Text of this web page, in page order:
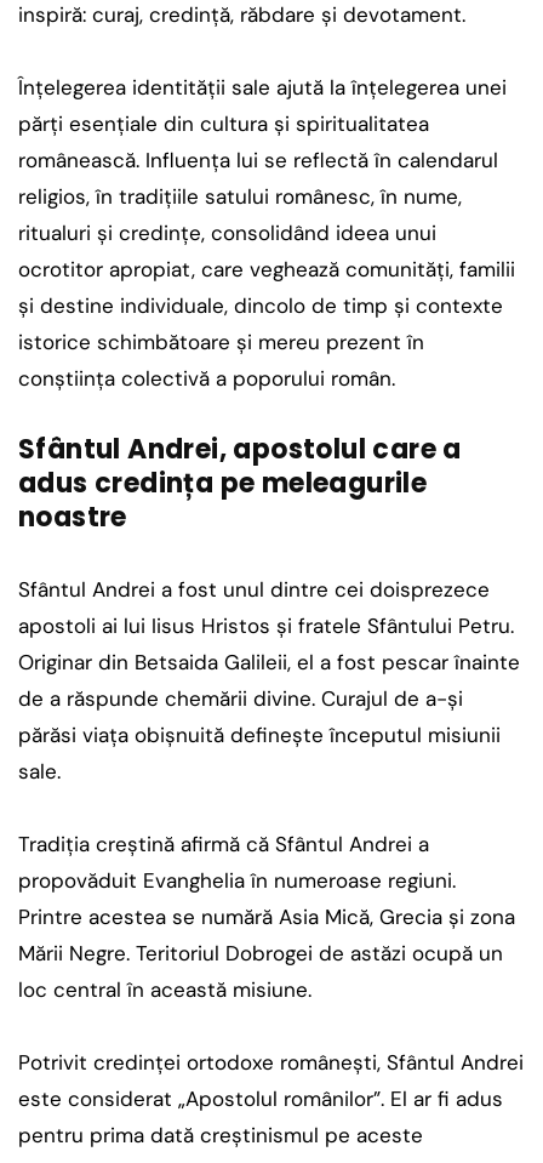
inspiră: curaj, credință, răbdare și devotament.
Înțelegerea identității sale ajută la înțelegerea unei
părți esențiale din cultura și spiritualitatea
românească. Influența lui se reflectă în calendarul
religios, în tradițiile satului românesc, în nume,
ritualuri și credințe, consolidând ideea unui
ocrotitor apropiat, care veghează comunități, familii
și destine individuale, dincolo de timp și contexte
istorice schimbătoare și mereu prezent în
conștiința colectivă a poporului român.
Sfântul Andrei, apostolul care a
adus credința pe meleagurile
noastre
Sfântul Andrei a fost unul dintre cei doisprezece
apostoli ai lui Iisus Hristos și fratele Sfântului Petru.
Originar din Betsaida Galileii, el a fost pescar înainte
de a răspunde chemării divine. Curajul de a-și
părăsi viața obișnuită definește începutul misiunii
sale.
Tradiția creștină afirmă că Sfântul Andrei a
propovăduit Evanghelia în numeroase regiuni.
Printre acestea se numără Asia Mică, Grecia și zona
Mării Negre. Teritoriul Dobrogei de astăzi ocupă un
loc central în această misiune.
Potrivit credinței ortodoxe românești, Sfântul Andrei
este considerat „Apostolul românilor”. El ar fi adus
pentru prima dată creștinismul pe aceste